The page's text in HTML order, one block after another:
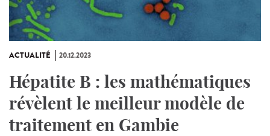
ACTUALITÉ 20.12.2023
Hépatite B : les mathématiques
révèlent le meilleur modèle de
traitement en Gambie